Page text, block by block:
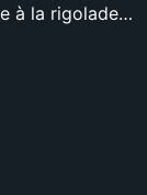
à la rigolade…